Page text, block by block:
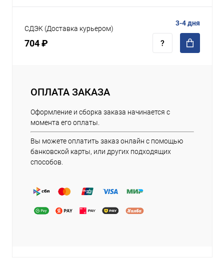
СДЭК (Доставка курьером)
704 ₽
3-4 дня
ОПЛАТА ЗАКАЗА
Оформление и сборка заказа начинается с
момента его оплаты.
Вы можете оплатить заказ онлайн с помощью
банковской карты, или других подходящих
способов.